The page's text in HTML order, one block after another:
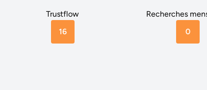
Trustflow
16
Recherches
0